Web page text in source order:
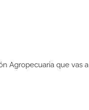
Agropecuaria que vas a